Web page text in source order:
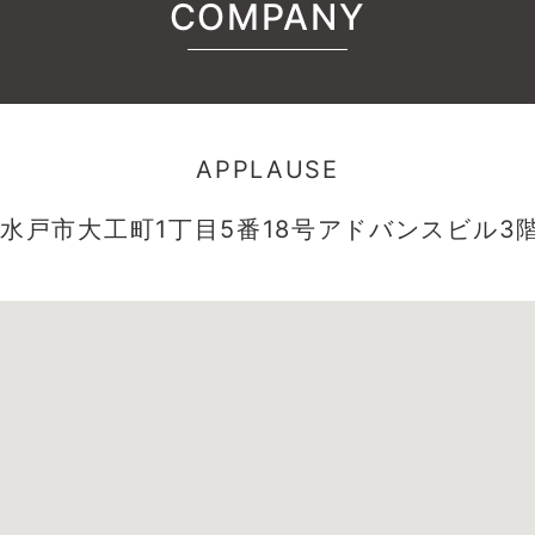
COMPANY
APPLAUSE
戸市大工町1丁目5番18号アドバンスビル3